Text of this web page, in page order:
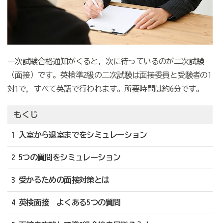
一次試験合格通知がくると，次に待っているのが二次試験
（面接）です。英検準2級の二次試験は面接委員と受験者の1
対1で，すべて英語で行われます。所要時間は約6分です。
もくじ
1 入室から退室までをシミュレーション
2 5つの質問をシミュレーション
3 受かるための面接対策とは
4 英検面接 よくある5つの質問